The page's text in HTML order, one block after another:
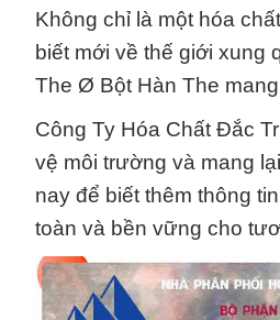
Không chỉ là một hóa
biết mới về thế giới xung
The Ø Bột Hàn The
Công Ty Hóa Chất Đắc
vệ môi trường và mang
nay để biết thêm thông
toàn và bền vững cho